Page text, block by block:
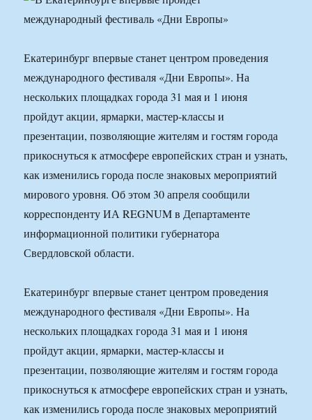
Екатеринбург впервые станет центром проведения
международного фестиваля «Дни Европы». На
нескольких площадках города 31 мая и 1 июня
пройдут акции, ярмарки, мастер-классы и
презентации, позволяющие жителям и гостям города
прикоснуться к атмосфере европейских стран и узнать,
как изменились города после знаковых мероприятий
мирового уровня. Об этом 30 апреля сообщили
корреспонденту ИА REGNUM в Департаменте
информационной политики губернатора
Свердловской области.
Екатеринбург впервые станет центром проведения
международного фестиваля «Дни Европы». На
нескольких площадках города 31 мая и 1 июня
пройдут акции, ярмарки, мастер-классы и
презентации, позволяющие жителям и гостям города
прикоснуться к атмосфере европейских стран и узнать,
как изменились города после знаковых мероприятий